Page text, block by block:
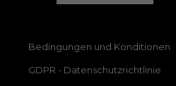
Bedingungen und Konditionen
GDPR - Datenschutzrichtlinie